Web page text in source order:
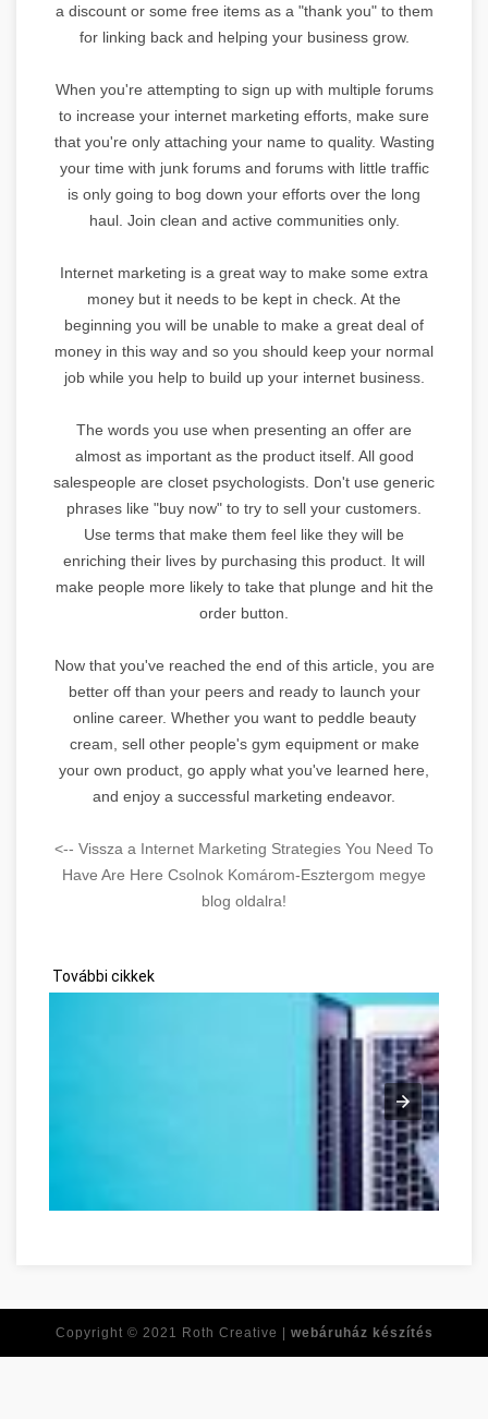
a discount or some free items as a "thank you" to them
for linking back and helping your business grow.
When you're attempting to sign up with multiple forums
to increase your internet marketing efforts, make sure
that you're only attaching your name to quality. Wasting
your time with junk forums and forums with little traffic
is only going to bog down your efforts over the long
haul. Join clean and active communities only.
Internet marketing is a great way to make some extra
money but it needs to be kept in check. At the
beginning you will be unable to make a great deal of
money in this way and so you should keep your normal
job while you help to build up your internet business.
The words you use when presenting an offer are
almost as important as the product itself. All good
salespeople are closet psychologists. Don't use generic
phrases like "buy now" to try to sell your customers.
Use terms that make them feel like they will be
enriching their lives by purchasing this product. It will
make people more likely to take that plunge and hit the
order button.
Now that you've reached the end of this article, you are
better off than your peers and ready to launch your
online career. Whether you want to peddle beauty
cream, sell other people's gym equipment or make
your own product, go apply what you've learned here,
and enjoy a successful marketing endeavor.
<-- Vissza a Internet Marketing Strategies You Need To
Have Are Here Csolnok Komárom-Esztergom megye
blog oldalra!
További cikkek
Copyright © 2021 Roth Creative | webáruház készítés